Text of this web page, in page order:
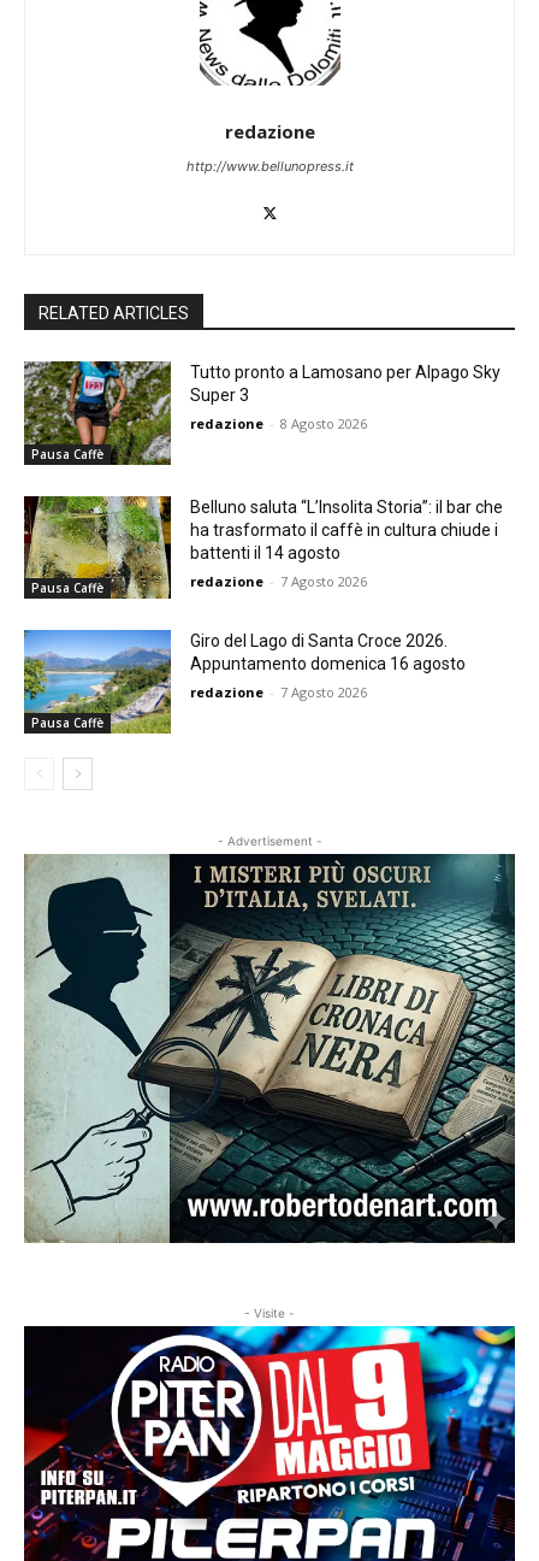
redazione
http://www.bellunopress.it
RELATED ARTICLES
Pausa Caffè
Tutto pronto a Lamosano per Alpago Sky
Super 3
redazione - 8 Agosto 2026
Pausa Caffè
Belluno saluta “L’Insolita Storia”: il bar che
ha trasformato il caffè in cultura chiude i
battenti il 14 agosto
redazione - 7 Agosto 2026
Pausa Caffè
Giro del Lago di Santa Croce 2026.
Appuntamento domenica 16 agosto
redazione - 7 Agosto 2026
- Advertisement -
- Visite -